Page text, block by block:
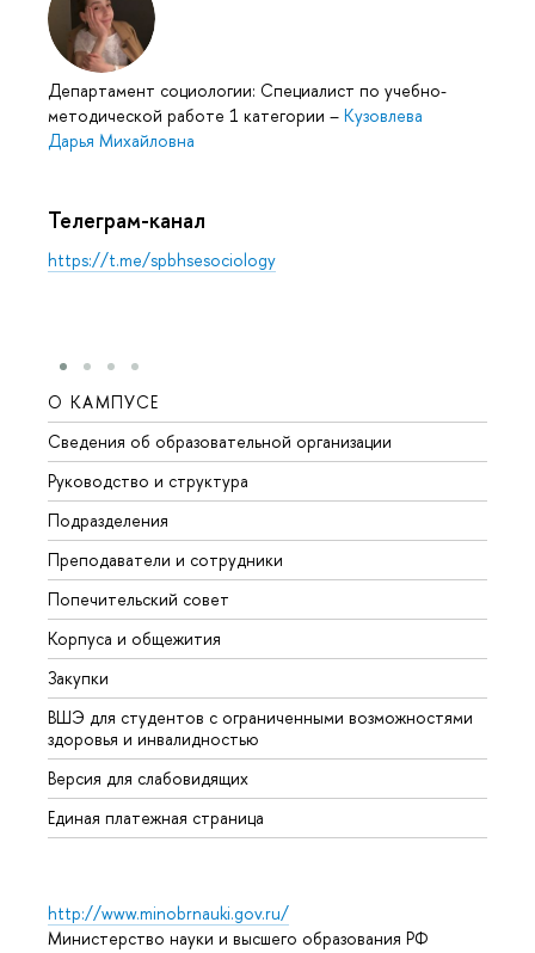
Департамент социологии: Специалист по учебно-
методической работе 1 категории – Кузовлева
Дарья Михайловна
Телеграм-канал
https://t.me/spbhsesociology
О КАМПУСЕ
Сведения об образовательной организации
Руководство и структура
Подразделения
Преподаватели и сотрудники
Попечительский совет
Корпуса и общежития
Закупки
ВШЭ для студентов с ограниченными возможностями
здоровья и инвалидностью
Версия для слабовидящих
Единая платежная страница
http://www.minobrnauki.gov.ru/
Министерство науки и высшего образования РФ